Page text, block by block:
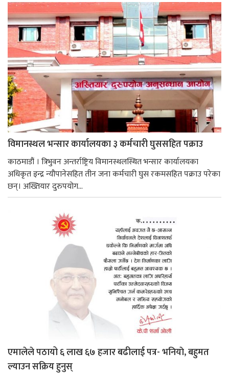
विमानस्थल भन्सार कार्यालयका ३ कर्मचारी घुससहित पक्राउ
काठमाडौं । त्रिभुवन अन्तर्राष्ट्रिय विमानस्थलस्थित भन्सार कार्यालयका
अधिकृत इन्द्र न्यौपानेसहित तीन जना कर्मचारी घुस रकमसहित पक्राउ परेका
छन्। अख्तियार दुरुपयोग...
एमालेले पठायो ६ लाख ६७ हजार बढीलाई पत्र- भनियाे, बहुमत
ल्याउन सक्रिय हुनुस्